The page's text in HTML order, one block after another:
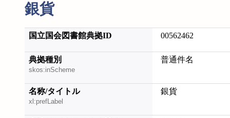
銀貨
国立国会図書館典拠ID 00562462
典拠種別
skos:inScheme
普通件名
名称/タイトル
xl:prefLabel
銀貨